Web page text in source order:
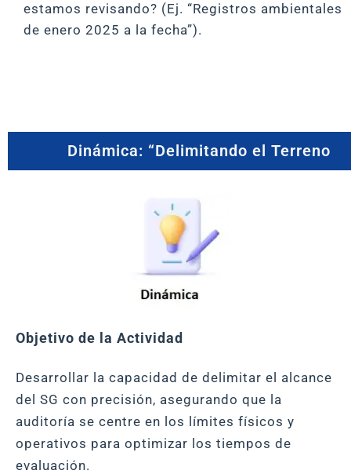
estamos revisando? (Ej. “Registros ambientales
de enero 2025 a la fecha”).
Dinámica: “Delimitando el Terreno
Objetivo de la Actividad
Desarrollar la capacidad de delimitar el alcance
del SG con precisión, asegurando que la
auditoría se centre en los límites físicos y
operativos para optimizar los tiempos de
evaluación.